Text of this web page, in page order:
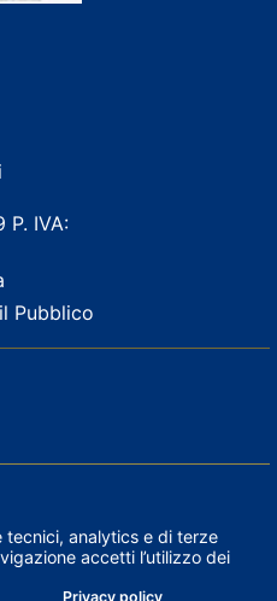
P. IVA:
Pubblico
tecnici, analytics e di terze
accetti l’utilizzo dei
Privacy policy